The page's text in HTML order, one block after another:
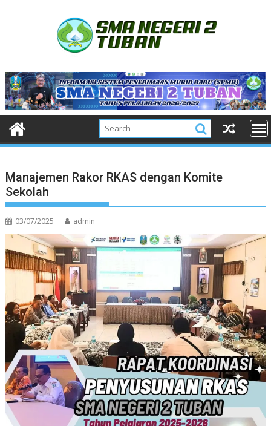
Manajemen Rakor RKAS dengan Komite
Sekolah
03/07/2025 admin